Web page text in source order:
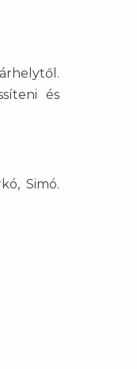
és
Simó.